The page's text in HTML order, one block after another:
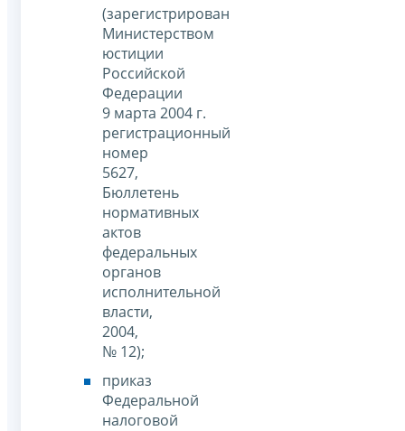
(зарегистрирован
Министерством
юстиции
Российской
Федерации
9 марта 2004 г.
регистрационный
номер
5627,
Бюллетень
нормативных
актов
федеральных
органов
исполнительной
власти,
2004,
№ 12);
приказ
Федеральной
налоговой